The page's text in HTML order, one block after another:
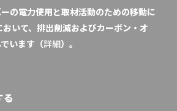
の電力使用と取材活動のための移動に
いて、排出削減およびカーボン・オ
います（詳細）。
る